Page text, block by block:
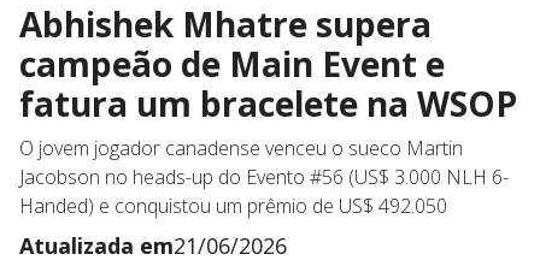
Abhishek Mhatre supera
campeão de Main Event e
fatura um bracelete na WSOP
O jovem jogador canadense venceu o sueco Martin
Jacobson no heads-up do Evento #56 (US$ 3.000 NLH 6-
Handed) e conquistou um prêmio de US$ 492.050
Atualizada em21/06/2026